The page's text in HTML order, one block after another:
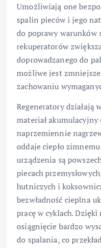
Umożliwiają one
spalin pieców i jego
do poprawy warunków
rekuperatorów
doprowadzanego do
możliwe jest
zachowaniu
Regeneratory działają
materiał akumulacyjny
naprzemiennie
oddaje ciepło
urządzenia są
piecach
hutniczych i
bezwładność cieplna
pracę w cyklach.
osiągnięcie bardzo
do spalania, co